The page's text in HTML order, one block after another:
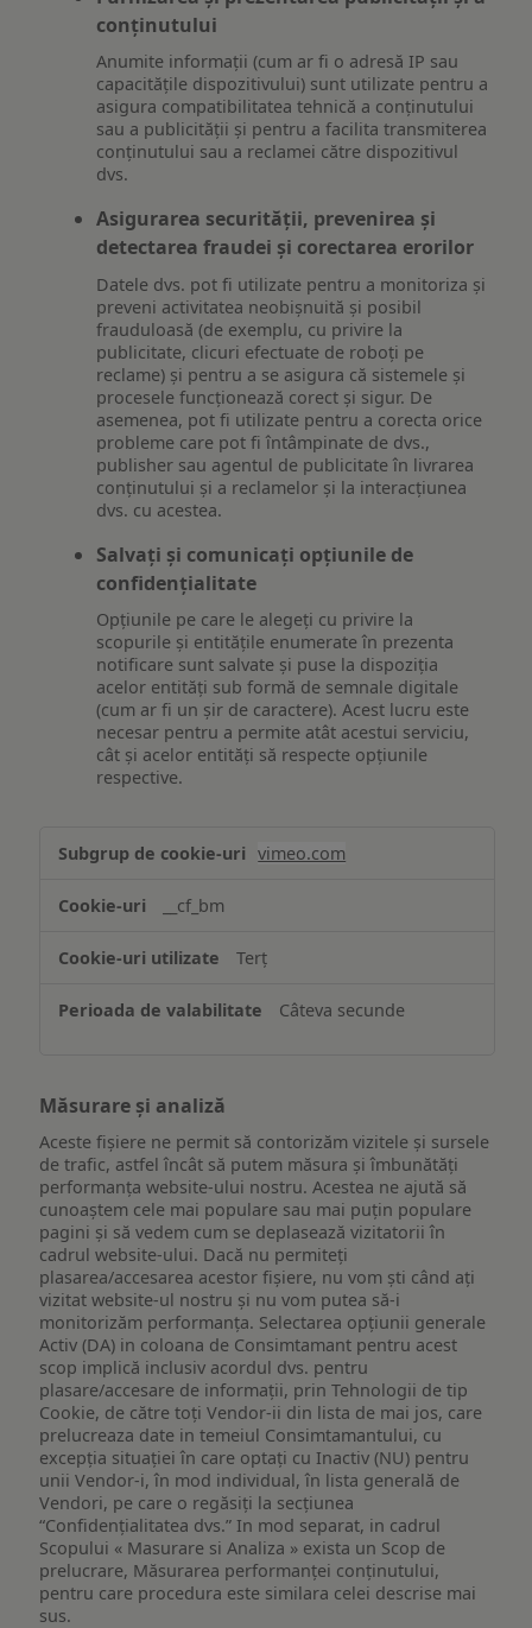
conținutului
Anumite informații (cum ar fi o adresă IP sau
capacitățile dispozitivului) sunt utilizate pentru a
asigura compatibilitatea tehnică a conținutului
sau a publicității și pentru a facilita transmiterea
conținutului sau a reclamei către dispozitivul
dvs.
Asigurarea securității, prevenirea și
detectarea fraudei și corectarea erorilor
Datele dvs. pot fi utilizate pentru a monitoriza și
preveni activitatea neobișnuită și posibil
frauduloasă (de exemplu, cu privire la
publicitate, clicuri efectuate de roboți pe
reclame) și pentru a se asigura că sistemele și
procesele funcționează corect și sigur. De
asemenea, pot fi utilizate pentru a corecta orice
probleme care pot fi întâmpinate de dvs.,
publisher sau agentul de publicitate în livrarea
conținutului și a reclamelor și la interacțiunea
dvs. cu acestea.
Salvați și comunicați opțiunile de
confidențialitate
Opțiunile pe care le alegeți cu privire la
scopurile și entitățile enumerate în prezenta
notificare sunt salvate și puse la dispoziția
acelor entități sub formă de semnale digitale
(cum ar fi un șir de caractere). Acest lucru este
necesar pentru a permite atât acestui serviciu,
cât și acelor entități să respecte opțiunile
respective.
Asigurarea
funcționalităților
website-
ului
vimeo.com
__cf_bm
Terț
Câteva secunde
Măsurare și analiză
Aceste fișiere ne permit să contorizăm vizitele și sursele
de trafic, astfel încât să putem măsura și îmbunătăți
performanța website-ului nostru. Acestea ne ajută să
cunoaștem cele mai populare sau mai puțin populare
pagini și să vedem cum se deplasează vizitatorii în
cadrul website-ului. Dacă nu permiteți
plasarea/accesarea acestor fișiere, nu vom ști când ați
vizitat website-ul nostru și nu vom putea să-i
monitorizăm performanța. Selectarea opțiunii generale
Activ (DA) in coloana de Consimtamant pentru acest
scop implică inclusiv acordul dvs. pentru
plasare/accesare de informații, prin Tehnologii de tip
Cookie, de către toți Vendor-ii din lista de mai jos, care
prelucreaza date in temeiul Consimtamantului, cu
excepția situației în care optați cu Inactiv (NU) pentru
unii Vendor-i, în mod individual, în lista generală de
Vendori, pe care o regăsiți la secțiunea
“Confidențialitatea dvs.” In mod separat, in cadrul
Scopului « Masurare si Analiza » exista un Scop de
prelucrare, Măsurarea performanței conținutului,
pentru care procedura este similara celei descrise mai
sus.